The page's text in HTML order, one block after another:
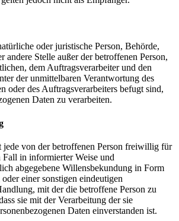
oder juristische Person, Behörde,
andere Stelle außer der betroffenen Person,
dem Auftragsverarbeiter und den
der unmittelbaren Verantwortung des
oder des Auftragsverarbeiters befugt sind,
Daten zu verarbeiten.
von der betroffenen Person freiwillig für
Fall in informierter Weise und
abgegebene Willensbekundung in Form
einer sonstigen eindeutigen
mit der die betroffene Person zu
sie mit der Verarbeitung der sie
Daten einverstanden ist.